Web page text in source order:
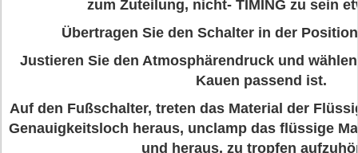
zum Zuteilung, nicht- TIMING zu sein
Übertragen Sie den Schalter in der
Justieren Sie den Atmosphärendruck und
Kauen passend ist.
Auf den Fußschalter, treten das Material der
Genauigkeitsloch heraus, unclamp das flüssige
und heraus, zu tropfen